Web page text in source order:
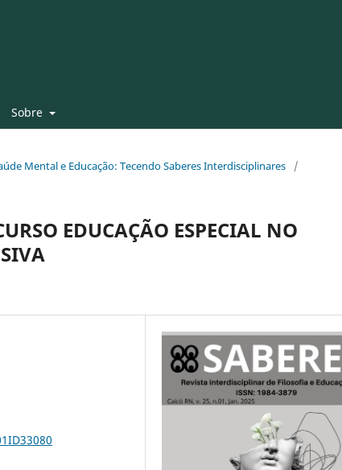
Sobre
Mental e Educação: Tecendo Saberes Interdisciplinares
/
EDUCAÇÃO ESPECIAL NO